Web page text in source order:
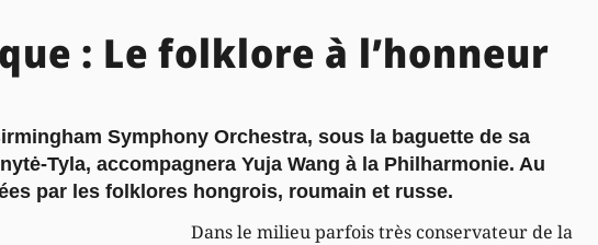
: Le folklore à l’honneur
Symphony Orchestra, sous la baguette de sa
Tyla, accompagnera Yuja Wang à la Philharmonie. Au
par les folklores hongrois, roumain et russe.
Dans le milieu parfois très conservateur de la